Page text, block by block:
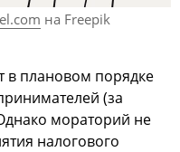
на Freepik
в плановом порядке
(за
мораторий не
налогового